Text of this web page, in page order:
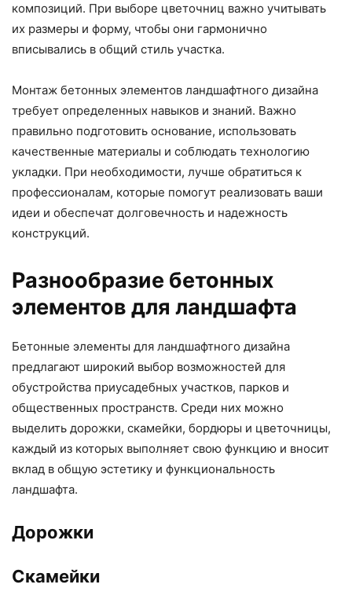
композиций. При выборе цветочниц важно учитывать
их размеры и форму, чтобы они гармонично
вписывались в общий стиль участка.
Монтаж бетонных элементов ландшафтного дизайна
требует определенных навыков и знаний. Важно
правильно подготовить основание, использовать
качественные материалы и соблюдать технологию
укладки. При необходимости, лучше обратиться к
профессионалам, которые помогут реализовать ваши
идеи и обеспечат долговечность и надежность
конструкций.
Разнообразие бетонных
элементов для ландшафта
Бетонные элементы для ландшафтного дизайна
предлагают широкий выбор возможностей для
обустройства приусадебных участков, парков и
общественных пространств. Среди них можно
выделить дорожки, скамейки, бордюры и цветочницы,
каждый из которых выполняет свою функцию и вносит
вклад в общую эстетику и функциональность
ландшафта.
Дорожки
Скамейки